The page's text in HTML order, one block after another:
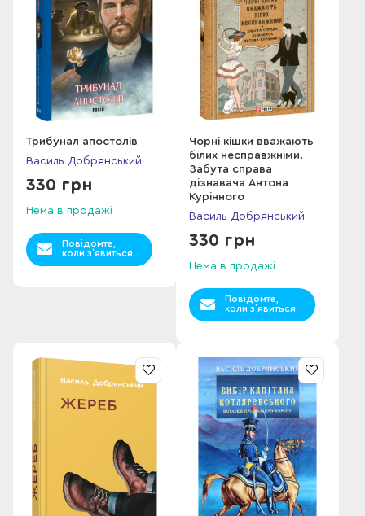
Трибунал апостолів
Василь Добрянський
330 грн
Нема в продажі
Повідомте,
коли з`явиться
Чорні кішки вважають
білих несправжніми.
Забута справа
дізнавача Антона
Курінного
Василь Добрянський
330 грн
Нема в продажі
Повідомте,
коли з`явиться